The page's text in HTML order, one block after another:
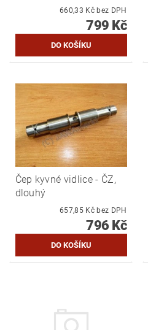
660,33 Kč bez DPH
799 Kč
Čep kyvné vidlice - ČZ,
dlouhý
657,85 Kč bez DPH
796 Kč